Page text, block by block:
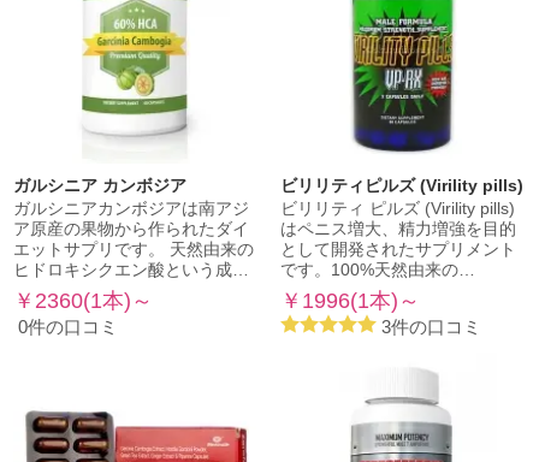
ガルシニア カンボジア
ガルシニアカンボジアは南アジ
ア原産の果物から作られたダイ
エットサプリです。 天然由来の
ヒドロキシクエン酸という成…
￥2360(1本)～
0件の口コミ
ビリリティピルズ (Virility pills)
ビリリティ ピルズ (Virility pills)
はペニス増大、精力増強を目的
として開発されたサプリメント
です。100%天然由来の…
￥1996(1本)～
3件の口コミ